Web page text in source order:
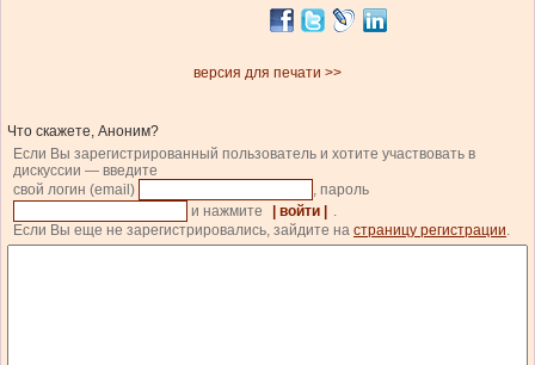
версия для печати >>
Что скажете, Аноним?
Если Вы зарегистрированный пользователь и хотите участвовать в
дискуссии — введите
свой логин (email)
, пароль
и нажмите
| войти |
.
Если Вы еще не зарегистрировались, зайдите на страницу регистрации.